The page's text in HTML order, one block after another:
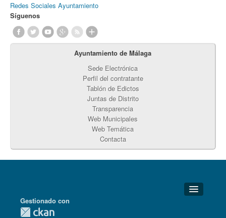
Redes Sociales Ayuntamiento
Síguenos
Ayuntamiento de Málaga
Sede Electrónica
Perfil del contratante
Tablón de Edictos
Juntas de Distrito
Transparencia
Web Municipales
Web Temática
Contacta
Detalles Técnicos
Gestionado con